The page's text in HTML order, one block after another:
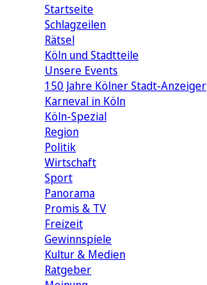
Startseite
Schlagzeilen
Rätsel
Köln und Stadtteile
Unsere Events
150 Jahre Kölner Stadt-Anzeiger
Karneval in Köln
Köln-Spezial
Region
Politik
Wirtschaft
Sport
Panorama
Promis & TV
Freizeit
Gewinnspiele
Kultur & Medien
Ratgeber